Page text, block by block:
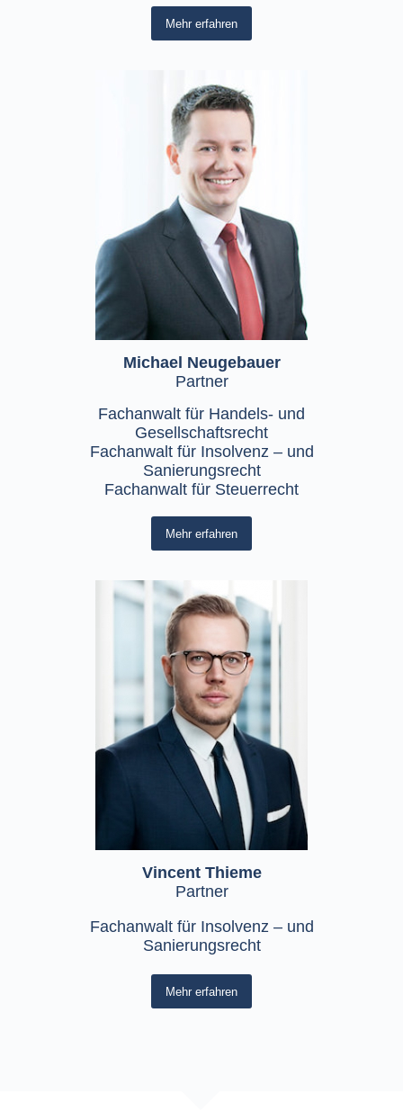
Mehr erfahren
Michael Neugebauer
Partner
Fachanwalt für Handels- und
Gesellschaftsrecht
Fachanwalt für Insolvenz – und
Sanierungsrecht
Fachanwalt für Steuerrecht
Mehr erfahren
Vincent Thieme
Partner
Fachanwalt für Insolvenz – und
Sanierungsrecht
Mehr erfahren